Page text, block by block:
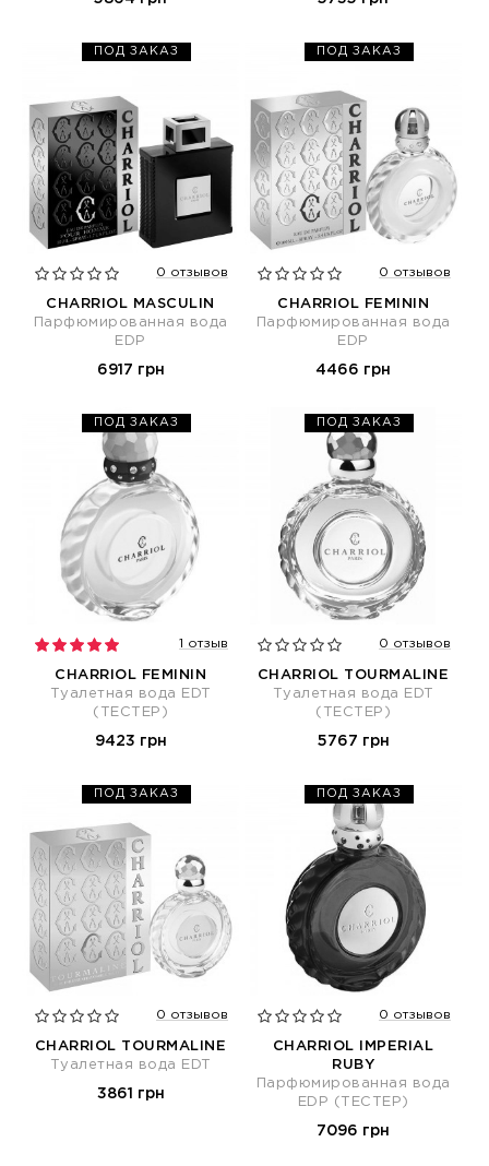
ПОД ЗАКАЗ
0 отзывов
CHARRIOL MASCULIN
Парфюмированная вода
EDP
6917 грн
ПОД ЗАКАЗ
0 отзывов
CHARRIOL FEMININ
Парфюмированная вода
EDP
4466 грн
ПОД ЗАКАЗ
1 отзыв
CHARRIOL FEMININ
Туалетная вода EDT
(ТЕСТЕР)
9423 грн
ПОД ЗАКАЗ
0 отзывов
CHARRIOL TOURMALINE
Туалетная вода EDT
(ТЕСТЕР)
5767 грн
ПОД ЗАКАЗ
0 отзывов
CHARRIOL TOURMALINE
Туалетная вода EDT
3861 грн
ПОД ЗАКАЗ
0 отзывов
CHARRIOL IMPERIAL
RUBY
Парфюмированная вода
EDP (ТЕСТЕР)
7096 грн